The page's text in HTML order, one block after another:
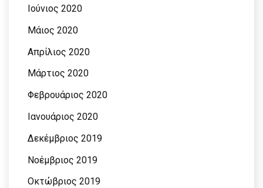
Ιούνιος 2020
Μάιος 2020
Απρίλιος 2020
Μάρτιος 2020
Φεβρουάριος 2020
Ιανουάριος 2020
Δεκέμβριος 2019
Νοέμβριος 2019
Οκτώβριος 2019